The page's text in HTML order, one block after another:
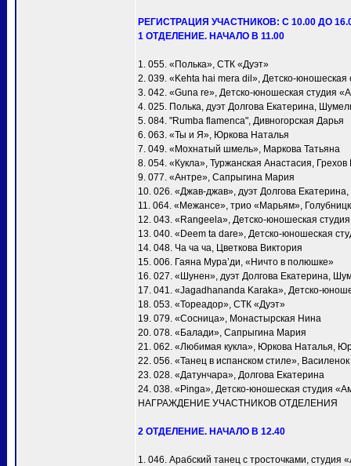
РЕГИСТРАЦИЯ УЧАСТНИКОВ: С 10.00 ДО
1 ОТДЕЛЕНИЕ. НАЧАЛО В 11.00
1. 055. «Полька», СТК «Дуэт»
2. 039. «Kehta hai mera dil», Детско-юношеская
3. 042. «Guna re», Детско-юношеская студия
4. 025. Полька, дуэт Долгова Екатерина,
5. 084. "Rumba flamenca", Дивногорская Дарья
6. 063. «Ты и Я», Юркова Наталья
7. 049. «Мохнатый шмель», Маркова Татьяна
8. 054. «Кукла», Туржанская Анастасия, Грехов
9. 077. «Антре», Сапрыгина Мария
10. 026. «Джав-джав», дуэт Долгова
11. 064. «Межансе», трио «Марьям»,
12. 043. «Rangeela», Детско-юношеская
13. 040. «Deem ta dare», Детско-юношеская
14. 048. Ча ча ча, Цветкова Виктория
15. 006. Гаяна Мура’ди, «Ничто в полюшке»
16. 027. «Шунен», дуэт Долгова Екатерина,
17. 041. «Jagadhananda Karaka», Детско-
18. 053. «Тореадор», СТК «Дуэт»
19. 079. «Сосница», Монастырская Нина
20. 078. «Балади», Сапрыгина Мария
21. 062. «Любимая кукла», Юркова Наталья,
22. 056. «Танец в испанском стиле»,
23. 028. «Датунчара», Долгова Екатерина
24. 038. «Pinga», Детско-юношеская студия
НАГРАЖДЕНИЕ УЧАСТНИКОВ ОТДЕЛЕНИЯ
2 ОТДЕЛЕНИЕ. НАЧАЛО В 12.40
1. 046. Арабский танец с тросточками, студия